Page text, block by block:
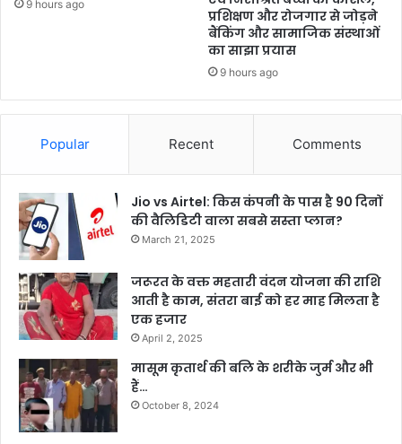
9 hours ago
प्रशिक्षण और रोजगार से जोड़ने
बैंकिंग और सामाजिक संस्थाओं
का साझा प्रयास
9 hours ago
Popular Recent Comments
Jio vs Airtel: किस कंपनी के पास है 90 दिनों
की वैलिडिटी वाला सबसे सस्ता प्लान?
March 21, 2025
जरूरत के वक्त महतारी वंदन योजना की राशि
आती है काम, संतरा बाई को हर माह मिलता है
एक हजार
April 2, 2025
मासूम कृतार्थ की बलि के शरीके जुर्म और भी
हैं…
October 8, 2024